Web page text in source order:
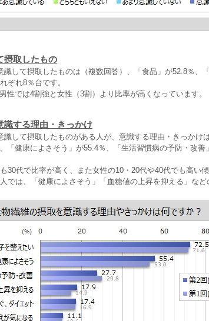
摂取したもの
識して摂取したものは（複数回答）、「食品」が52.8％、
ぞれ8％台です。
性では4割強と女性（3割）より比率が高くなっています。
識する理由・きっかけ
識して摂取したものがある人が、意識する理由・きっかけ
「健康によさそう」が55.4％、「生活習慣病の予防・改善
30代で比率が高く、また女性の10・20代や40代でも高い
では、「健康によさそう」「血糖値の上昇を抑える」な